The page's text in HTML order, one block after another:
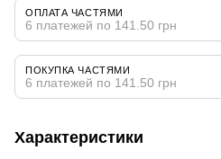
ОПЛАТА ЧАСТЯМИ
6 платежей по 141.50 грн
ПОКУПКА ЧАСТЯМИ
6 платежей по 141.50 грн
Характеристики